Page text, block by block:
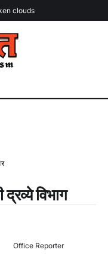
clouds
विभाग
Office Reporter